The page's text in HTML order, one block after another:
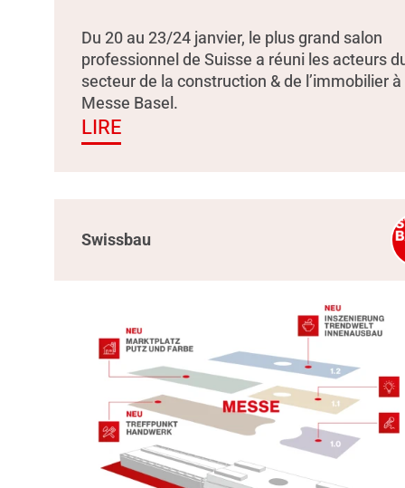
Du 20 au 23/24 janvier, le plus grand salon
professionnel de Suisse a réuni les acteurs
secteur de la construction & de l’immobilier à
Messe Basel.
LIRE
Swissbau